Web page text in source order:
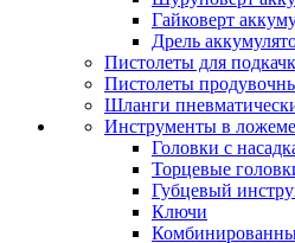
Гайковерт
Дрель
Пистолеты для
Пистолеты
Шланги
Инструменты в
Головки с
Торцевые
Губцевый
Ключи